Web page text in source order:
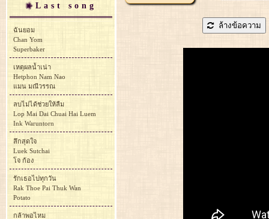
ล้างข้อความ
Last song
ฉันยอม
Chan Yom
Superbaker
เหตุผลน้ำเน่า
Hetphon Nam Nao
แมน มณีวรรณ
ลบไม่ได้ช่วยให้ลืม
Lop Mai Dai Chuai Hai Luem
Ink Waruntorn
ลึกสุดใจ
Luek Sutchai
โจ ก้อง
รักเธอไปทุกวัน
Rak Thoe Pai Thuk Wan
Potato
กล้าพอไหม